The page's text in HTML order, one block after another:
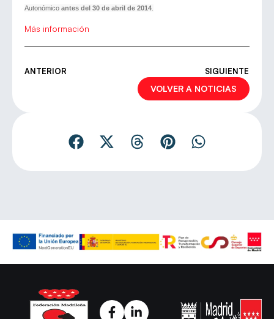
Autonómico antes del 30 de abril de 2014
Más información
ANTERIOR SIGUIENTE
VOLVER A NOTICIAS